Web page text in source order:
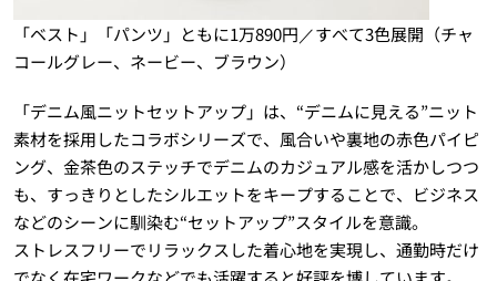
「ベスト」「パンツ」ともに1万890円／すべて3色展開（チャ
コールグレー、ネービー、ブラウン）
「デニム風ニットセットアップ」は、“デニムに見える”ニット
素材を採用したコラボシリーズで、風合いや裏地の赤色パイピ
ング、金茶色のステッチでデニムのカジュアル感を活かしつつ
も、すっきりとしたシルエットをキープすることで、ビジネス
などのシーンに馴染む“セットアップ”スタイルを意識。
ストレスフリーでリラックスした着心地を実現し、通勤時だけ